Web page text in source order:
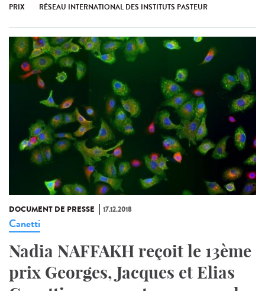
PRIX RÉSEAU INTERNATIONAL DES INSTITUTS PASTEUR
DOCUMENT DE PRESSE 17.12.2018
Canetti
Nadia NAFFAKH reçoit le 13ème
prix Georges, Jacques et Elias